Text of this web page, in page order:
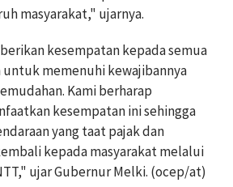
masyarakat," ujarnya.
kesempatan kepada semua
memenuhi kewajibannya
Kami berharap
kesempatan ini sehingga
yang taat pajak dan
kepada masyarakat melalui
ujar Gubernur Melki. (ocep/at)